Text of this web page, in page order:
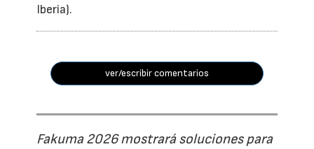
Iberia).
ver/escribir comentarios
Fakuma 2026 mostrará soluciones para